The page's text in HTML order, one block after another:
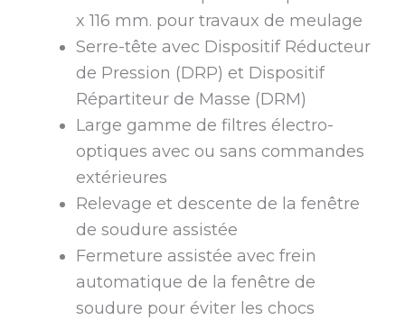
x 116 mm. pour travaux de meulage
Serre-tête avec Dispositif Réducteur
de Pression (DRP) et Dispositif
Répartiteur de Masse (DRM)
Large gamme de filtres électro-
optiques avec ou sans commandes
extérieures
Relevage et descente de la fenêtre
de soudure assistée
Fermeture assistée avec frein
automatique de la fenêtre de
soudure pour éviter les chocs